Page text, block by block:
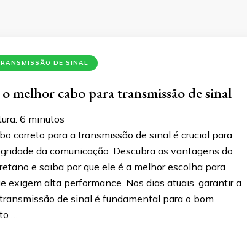
DE SINAL
melhor cabo para transmissão de sinal
6 minutos
correto para a transmissão de sinal é crucial para
da comunicação. Descubra as vantagens do
e saiba por que ele é a melhor escolha para
exigem alta performance. Nos dias atuais, garantir a
de sinal é fundamental para o bom
…